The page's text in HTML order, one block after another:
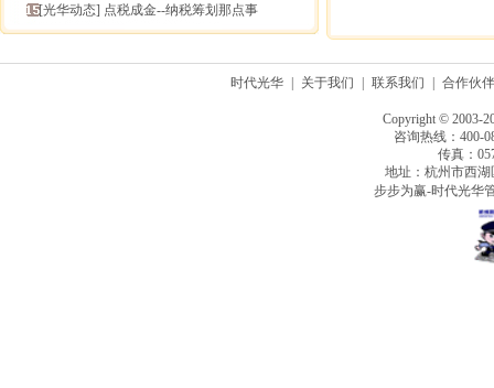
[光华动态] 点税成金--纳税筹划那点事
时代光华 关于我们 联系我们 合作伙伴
Copyright © 2003-
咨询热线：400-
传真：
地址：杭州市西
步步为赢-时代光华